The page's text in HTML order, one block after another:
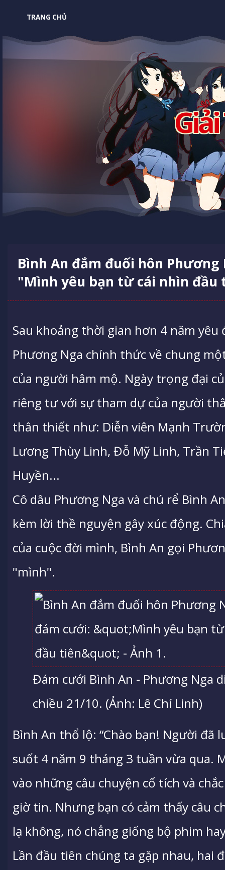
TRANG CHỦ
Bình An đắm đuối hôn
"Mình yêu bạn từ cái nhìn đầu
Sau khoảng thời gian hơn 4 năm
Phương Nga chính thức về chung
của người hâm mộ. Ngày trọng đại
riêng tư với sự tham dự của người
thân thiết như: Diễn viên Mạnh
Lương Thùy Linh, Đỗ Mỹ Linh, Trần
Huyền...
Cô dâu Phương Nga và chú rể Bình
kèm lời thề nguyện gây xúc động.
của cuộc đời mình, Bình An gọi
"mình".
Đám cưới Bình An - Phương Nga
chiều 21/10. (Ảnh: Lê Chí Linh)
Bình An thổ lộ: “Chào bạn! Người đã
suốt 4 năm 9 tháng 3 tuần vừa qua.
vào những câu chuyện cổ tích và
giờ tin. Nhưng bạn có cảm thấy câu
lạ không, nó chẳng giống bộ phim
Lần đầu tiên chúng ta gặp nhau, hai